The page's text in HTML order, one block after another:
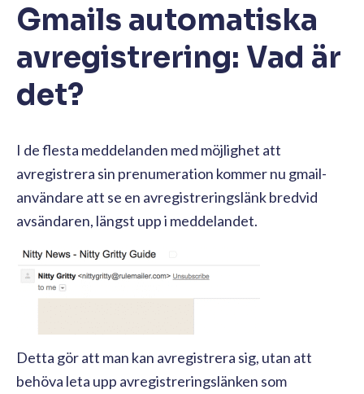
Gmails automatiska
avregistrering: Vad är
det?
I de flesta meddelanden med möjlighet att
avregistrera sin prenumeration kommer nu gmail-
användare att se en avregistreringslänk bredvid
avsändaren, längst upp i meddelandet.
Detta gör att man kan avregistrera sig, utan att
behöva leta upp avregistreringslänken som